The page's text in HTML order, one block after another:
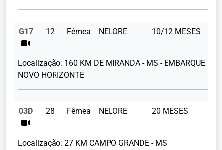
G17 12 Fêmea NELORE 10/12 MESES
Localização: 160 KM DE MIRANDA - MS - EMBARQUE
NOVO HORIZONTE
03D 28 Fêmea NELORE 20 MESES
Localização: 27 KM CAMPO GRANDE - MS